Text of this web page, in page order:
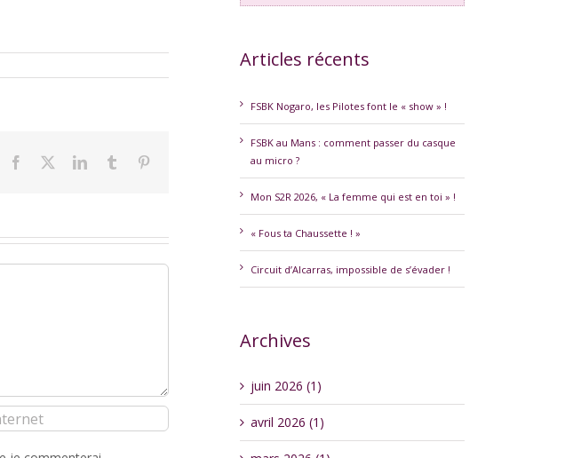
Facebook LinkedInTumblr
Articles récents
FSBK Nogaro, les Pilotes font le « show » !
FSBK au Mans : comment passer du casque
au micro ?
Mon S2R 2026, « La femme qui est en toi » !
« Fous ta Chaussette ! »
Circuit d’Alcarras, impossible de s’évader !
Archives
juin 2026 (1)
avril 2026 (1)